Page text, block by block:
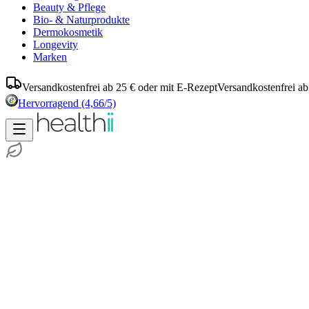
Beauty & Pflege
Bio- & Naturprodukte
Dermokosmetik
Longevity
Marken
Versandkostenfrei ab 25 € oder mit E-RezeptVersandkostenfrei
Hervorragend (4,66/5)